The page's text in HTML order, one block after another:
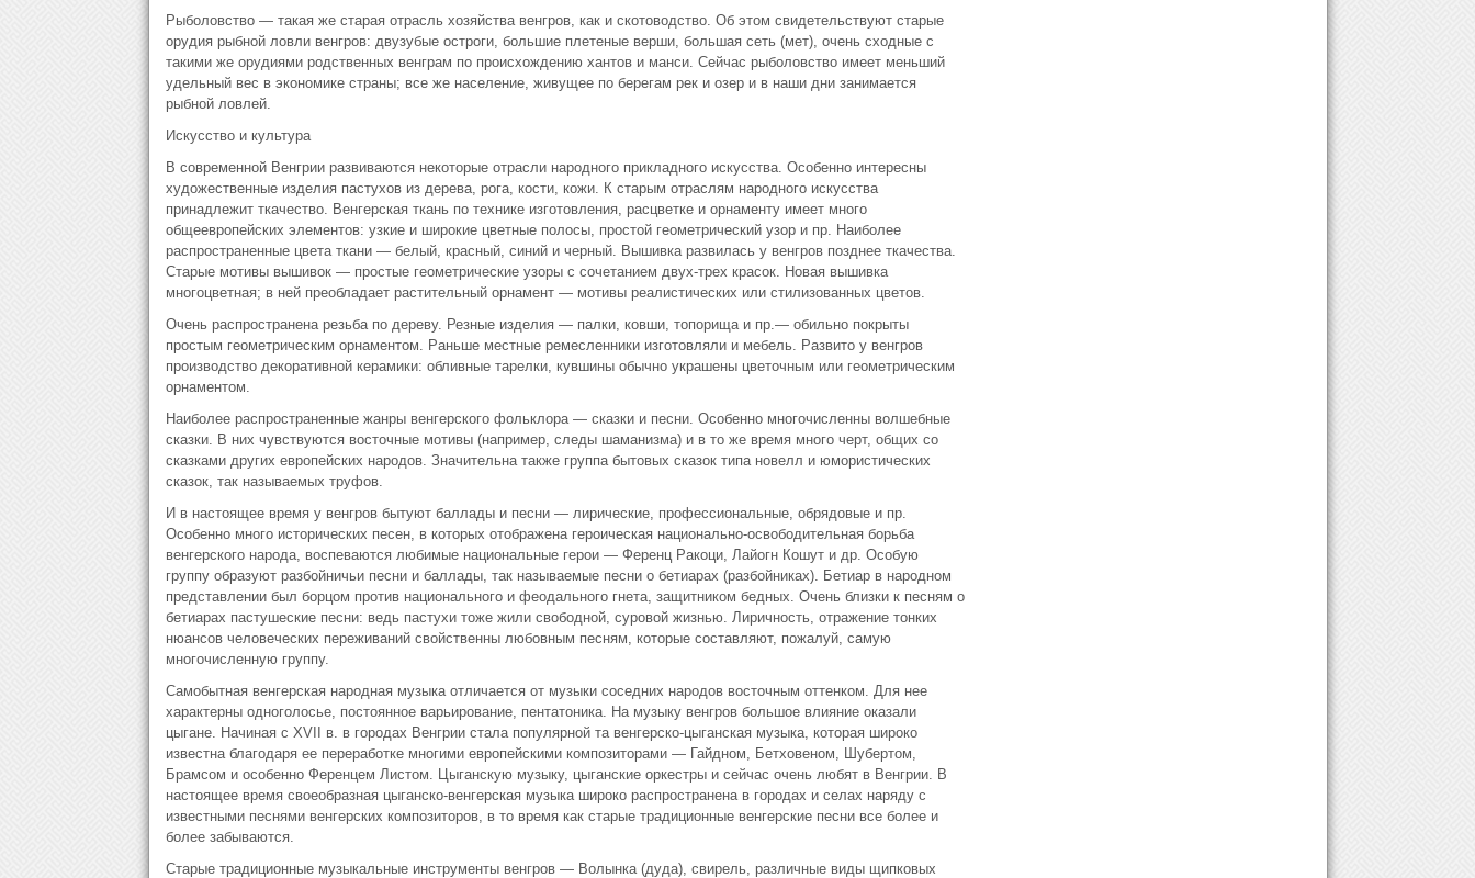
Рыболовство — такая же старая отрасль хозяйства венгров, как и скотоводство. Об этом свидетельствуют старые
орудия рыбной ловли венгров: двузубые остроги, большие плетеные верши, большая сеть (мет), очень сходные с
такими же орудиями родственных венграм по происхождению хантов и манси. Сейчас рыболовство имеет меньший
удельный вес в экономике страны; все же население, живущее по берегам рек и озер и в наши дни занимается
рыбной ловлей.
Искусство и культура
В современной Венгрии развиваются некоторые отрасли народного прикладного искусства. Особенно интересны
художественные изделия пастухов из дерева, рога, кости, кожи. К старым отраслям народного искусства
принадлежит ткачество. Венгерская ткань по технике изготовления, расцветке и орнаменту имеет много
общеевропейских элементов: узкие и широкие цветные полосы, простой геометрический узор и пр. Наиболее
распространенные цвета ткани — белый, красный, синий и черный. Вышивка развилась у венгров позднее ткачества.
Старые мотивы вышивок — простые геометрические узоры с сочетанием двух-трех красок. Новая вышивка
многоцветная; в ней преобладает растительный орнамент — мотивы реалистических или стилизованных цветов.
Очень распространена резьба по дереву. Резные изделия — палки, ковши, топорища и пр.— обильно покрыты
простым геометрическим орнаментом. Раньше местные ремесленники изготовляли и мебель. Развито у венгров
производство декоративной керамики: обливные тарелки, кувшины обычно украшены цветочным или геометрическим
орнаментом.
Наиболее распространенные жанры венгерского фольклора — сказки и песни. Особенно многочисленны волшебные
сказки. В них чувствуются восточные мотивы (например, следы шаманизма) и в то же время много черт, общих со
сказками других европейских народов. Значительна также группа бытовых сказок типа новелл и юмористических
сказок, так называемых труфов.
И в настоящее время у венгров бытуют баллады и песни — лирические, профессиональные, обрядовые и пр.
Особенно много исторических песен, в которых отображена героическая национально-освободительная борьба
венгерского народа, воспеваются любимые национальные герои — Ференц Ракоци, Лайогн Кошут и др. Особую
группу образуют разбойничьи песни и баллады, так называемые песни о бетиарах (разбойниках). Бетиар в народном
представлении был борцом против национального и феодального гнета, защитником бедных. Очень близки к песням о
бетиарах пастушеские песни: ведь пастухи тоже жили свободной, суровой жизнью. Лиричность, отражение тонких
нюансов человеческих переживаний свойственны любовным песням, которые составляют, пожалуй, самую
многочисленную группу.
Самобытная венгерская народная музыка отличается от музыки соседних народов восточным оттенком. Для нее
характерны одноголосье, постоянное варьирование, пентатоника. На музыку венгров большое влияние оказали
цыгане. Начиная с XVII в. в городах Венгрии стала популярной та венгерско-цыганская музыка, которая широко
известна благодаря ее переработке многими европейскими композиторами — Гайдном, Бетховеном, Шубертом,
Брамсом и особенно Ференцем Листом. Цыганскую музыку, цыганские оркестры и сейчас очень любят в Венгрии. В
настоящее время своеобразная цыганско-венгерская музыка широко распространена в городах и селах наряду с
известными песнями венгерских композиторов, в то время как старые традиционные венгерские песни все более и
более забываются.
Старые традиционные музыкальные инструменты венгров — Волынка (дуда), свирель, различные виды щипковых